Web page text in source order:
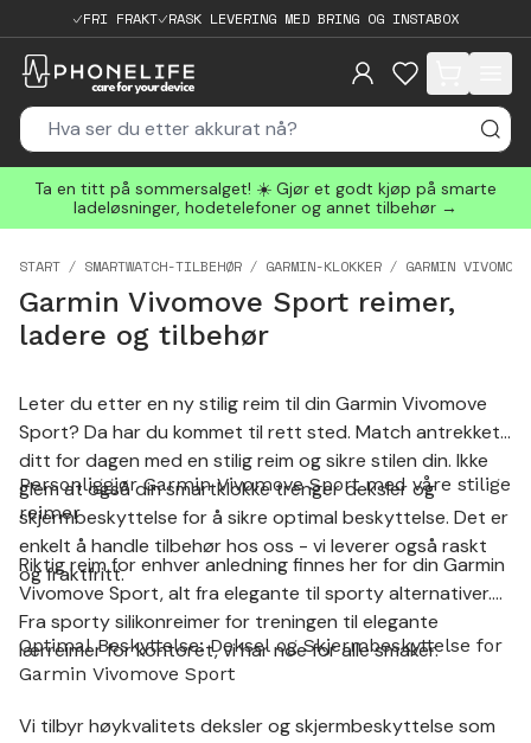
FRI FRAKT RASK LEVERING MED BRING OG INSTABOX
items in cart,
Ta en titt på sommersalget! ☀️ Gjør et godt kjøp på smarte
ladeløsninger, hodetelefoner og annet tilbehør →
START SMARTWATCH-TILBEHØR GARMIN-KLOKKER GARMIN
Garmin Vivomove Sport reimer,
ladere og tilbehør
Leter du etter en ny stilig reim til din Garmin Vivomove
Sport? Da har du kommet til rett sted. Match antrekket
ditt for dagen med en stilig reim og sikre stilen din. Ikke
glem at også din smartklokke trenger deksler og
skjermbeskyttelse for å sikre optimal beskyttelse. Det er
enkelt å handle tilbehør hos oss - vi leverer også raskt
og fraktfritt.
Personliggjør Garmin Vivomove Sport med våre stilige
reimer
Riktig reim for enhver anledning finnes her for din Garmin
Vivomove Sport, alt fra elegante til sporty alternativer.
Fra sporty silikonreimer for treningen til elegante
lærreimer for kontoret, vi har noe for alle smaker.
Optimal Beskyttelse: Deksel og Skjermbeskyttelse for
Garmin Vivomove Sport
Vi tilbyr høykvalitets deksler og skjermbeskyttelse som